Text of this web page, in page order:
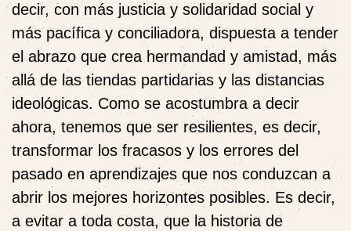
decir, con más justicia y solidaridad social y
más pacífica y conciliadora, dispuesta a tender
el abrazo que crea hermandad y amistad, más
allá de las tiendas partidarias y las distancias
ideológicas. Como se acostumbra a decir
ahora, tenemos que ser resilientes, es decir,
transformar los fracasos y los errores del
pasado en aprendizajes que nos conduzcan a
abrir los mejores horizontes posibles. Es decir,
a evitar a toda costa, que la historia de